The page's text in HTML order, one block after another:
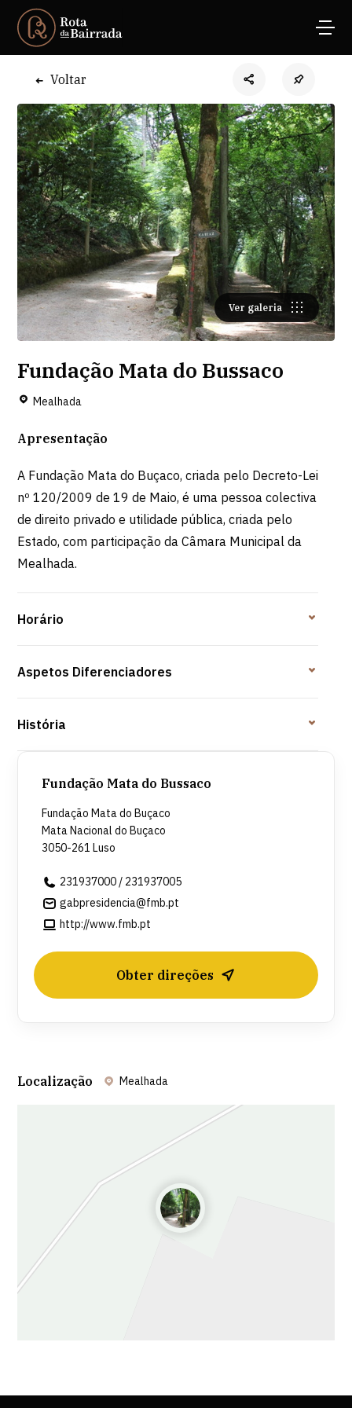
Voltar
Ver galeria
Fundação Mata do Bussaco
Mealhada
Apresentação
A Fundação Mata do Buçaco, criada pelo Decreto-Lei
nº 120/2009 de 19 de Maio, é uma pessoa colectiva
de direito privado e utilidade pública, criada pelo
Estado, com participação da Câmara Municipal da
Mealhada.
Horário
Aspetos Diferenciadores
História
Fundação Mata do Bussaco
Fundação Mata do Buçaco
Mata Nacional do Buçaco
3050-261 Luso
231937000 / 231937005
gabpresidencia@fmb.pt
http://www.fmb.pt
Obter direções
Localização Mealhada